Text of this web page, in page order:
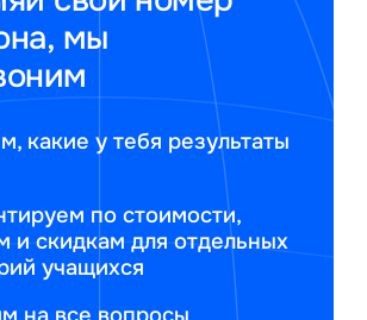
мы
какие у тебя результаты
по стоимости,
и скидкам для отдельных
учащихся